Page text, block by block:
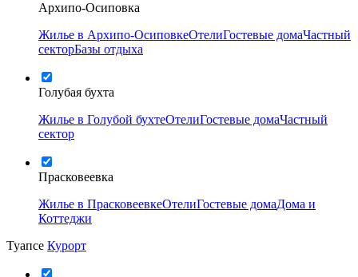
Архипо-Осиповка
Жилье в Архипо-ОсиповкеОтелиГостевые домаЧастный
секторБазы отдыха
Голубая бухта
Жилье в Голубой бухтеОтелиГостевые домаЧастный
сектор
Прасковеевка
Жилье в ПрасковеевкеОтелиГостевые домаДома и
Коттеджи
Туапсе Курорт